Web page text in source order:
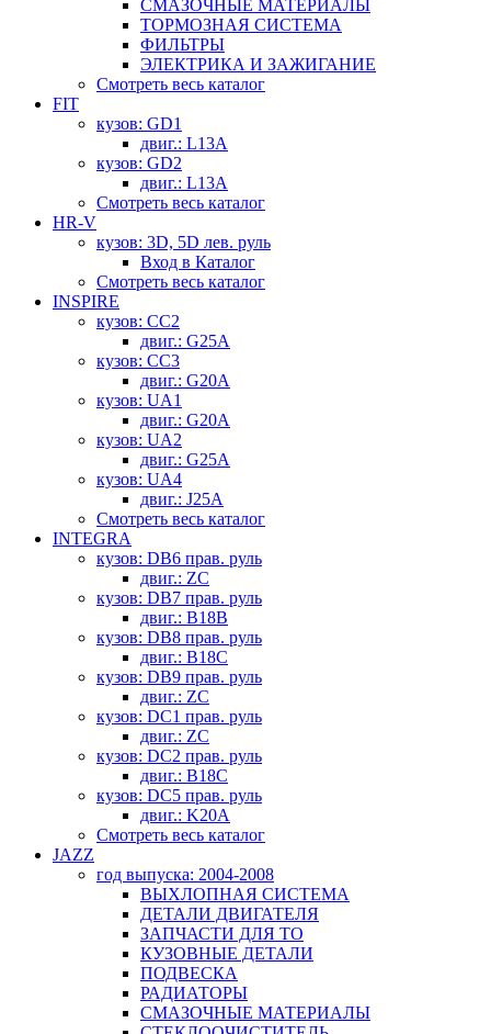
СМАЗОЧНЫЕ МАТЕРИАЛЫ
ТОРМОЗНАЯ СИСТЕМА
ФИЛЬТРЫ
ЭЛЕКТРИКА И ЗАЖИГАНИЕ
Смотреть весь каталог
FIT
кузов: GD1
двиг.: L13A
кузов: GD2
двиг.: L13A
Смотреть весь каталог
HR-V
кузов: 3D, 5D лев. руль
Вход в Каталог
Смотреть весь каталог
INSPIRE
кузов: CC2
двиг.: G25A
кузов: CC3
двиг.: G20A
кузов: UA1
двиг.: G20A
кузов: UA2
двиг.: G25A
кузов: UA4
двиг.: J25A
Смотреть весь каталог
INTEGRA
кузов: DB6 прав. руль
двиг.: ZC
кузов: DB7 прав. руль
двиг.: B18B
кузов: DB8 прав. руль
двиг.: B18C
кузов: DB9 прав. руль
двиг.: ZC
кузов: DC1 прав. руль
двиг.: ZC
кузов: DC2 прав. руль
двиг.: B18C
кузов: DC5 прав. руль
двиг.: K20A
Смотреть весь каталог
JAZZ
год выпуска: 2004-2008
ВЫХЛОПНАЯ СИСТЕМА
ДЕТАЛИ ДВИГАТЕЛЯ
ЗАПЧАСТИ ДЛЯ ТО
КУЗОВНЫЕ ДЕТАЛИ
ПОДВЕСКА
РАДИАТОРЫ
СМАЗОЧНЫЕ МАТЕРИАЛЫ